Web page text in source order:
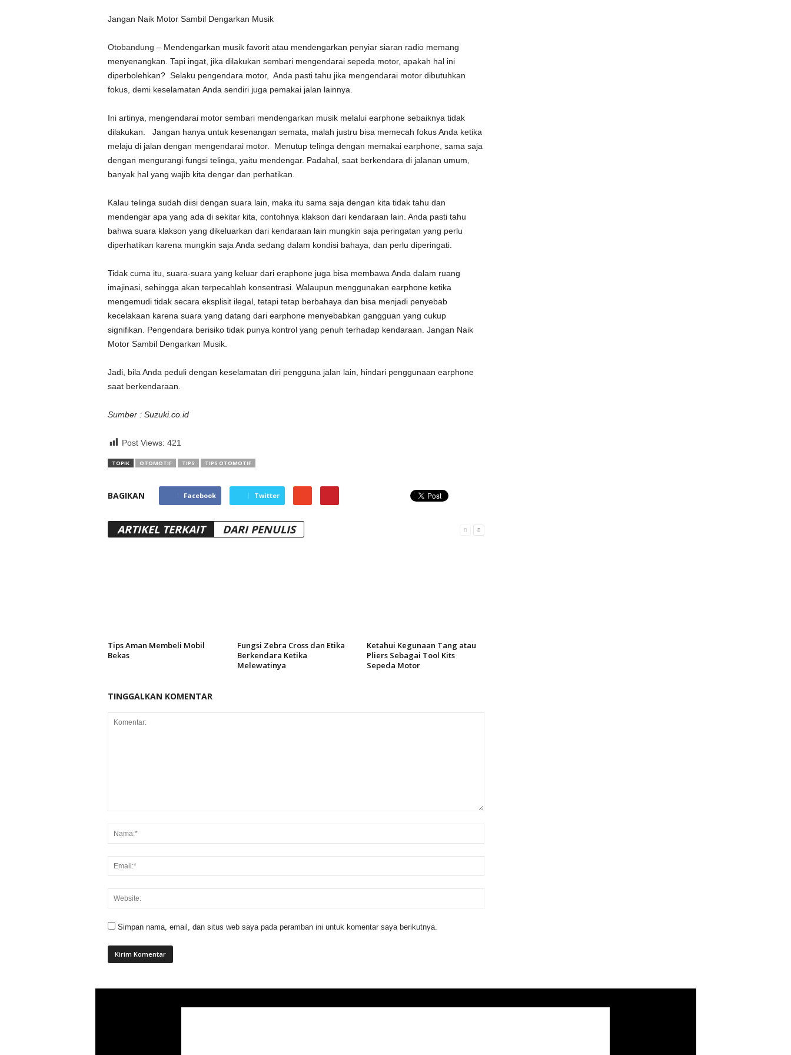
Jangan Naik Motor Sambil Dengarkan Musik
Otobandung – Mendengarkan musik favorit atau mendengarkan penyiar siaran radio memang
menyenangkan. Tapi ingat, jika dilakukan sembari mengendarai sepeda motor, apakah hal ini
diperbolehkan? Selaku pengendara motor, Anda pasti tahu jika mengendarai motor dibutuhkan
fokus, demi keselamatan Anda sendiri juga pemakai jalan lainnya.
Ini artinya, mengendarai motor sembari mendengarkan musik melalui earphone sebaiknya tidak
dilakukan. Jangan hanya untuk kesenangan semata, malah justru bisa memecah fokus Anda ketika
melaju di jalan dengan mengendarai motor. Menutup telinga dengan memakai earphone, sama saja
dengan mengurangi fungsi telinga, yaitu mendengar. Padahal, saat berkendara di jalanan umum,
banyak hal yang wajib kita dengar dan perhatikan.
Kalau telinga sudah diisi dengan suara lain, maka itu sama saja dengan kita tidak tahu dan
mendengar apa yang ada di sekitar kita, contohnya klakson dari kendaraan lain. Anda pasti tahu
bahwa suara klakson yang dikeluarkan dari kendaraan lain mungkin saja peringatan yang perlu
diperhatikan karena mungkin saja Anda sedang dalam kondisi bahaya, dan perlu diperingati.
Tidak cuma itu, suara-suara yang keluar dari eraphone juga bisa membawa Anda dalam ruang
imajinasi, sehingga akan terpecahlah konsentrasi. Walaupun menggunakan earphone ketika
mengemudi tidak secara eksplisit ilegal, tetapi tetap berbahaya dan bisa menjadi penyebab
kecelakaan karena suara yang datang dari earphone menyebabkan gangguan yang cukup
signifikan. Pengendara berisiko tidak punya kontrol yang penuh terhadap kendaraan. Jangan Naik
Motor Sambil Dengarkan Musik.
Jadi, bila Anda peduli dengan keselamatan diri pengguna jalan lain, hindari penggunaan earphone
saat berkendaraan.
Sumber : Suzuki.co.id
Post Views: 421
TOPIK OTOMOTIF TIPS TIPS OTOMOTIF
BAGIKAN Facebook Twitter
ARTIKEL TERKAIT DARI PENULIS
Tips Aman Membeli Mobil
Bekas
Fungsi Zebra Cross dan Etika
Berkendara Ketika
Melewatinya
Ketahui Kegunaan Tang atau
Pliers Sebagai Tool Kits
Sepeda Motor
TINGGALKAN KOMENTAR
Simpan nama, email, dan situs web saya pada peramban ini untuk komentar saya berikutnya.